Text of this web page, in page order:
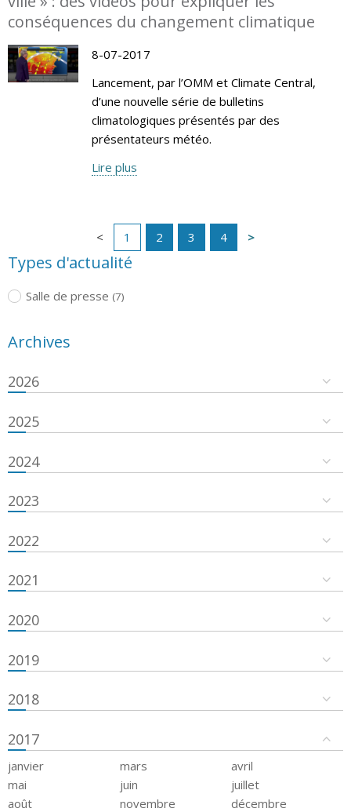
conséquences du changement climatique
8-07-2017
Lancement, par l’OMM et Climate Central,
d’une nouvelle série de bulletins
climatologiques présentés par des
présentateurs météo.
Lire plus
1 2 3 4
Types d'actualité
Salle de presse (7)
Archives
2026
2025
2024
2023
2022
2021
2020
2019
2018
2017
janvier mars
avril
mai
juin
juillet
août
novembre décembre